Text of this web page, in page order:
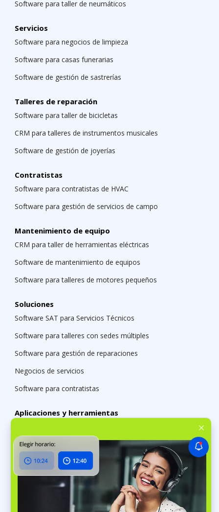
Software para taller de neumáticos
Servicios
Software para negocios de limpieza
Software para casas funerarias
Software de gestión de sastrerías
Talleres de reparación
Software para taller de bicicletas
CRM para talleres de instrumentos musicales
Software de gestión de joyerías
Contratistas
Software para contratistas de HVAC
Software para gestión de servicios de campo
Mantenimiento de equipo
CRM para taller de herramientas eléctricas
Software de mantenimiento de equipos
Software para talleres de motores pequeños
Soluciones
Software SAT para Servicios Técnicos
Software para talleres con sedes múltiples
Software para gestión de reparaciones
Negocios de servicios
Software para contratistas
Aplicaciones y herramientas
RO App vs competidores
Alternativa a RepairDesk
Alternativa a Jobber
Alternativa a My Gadget Repairs